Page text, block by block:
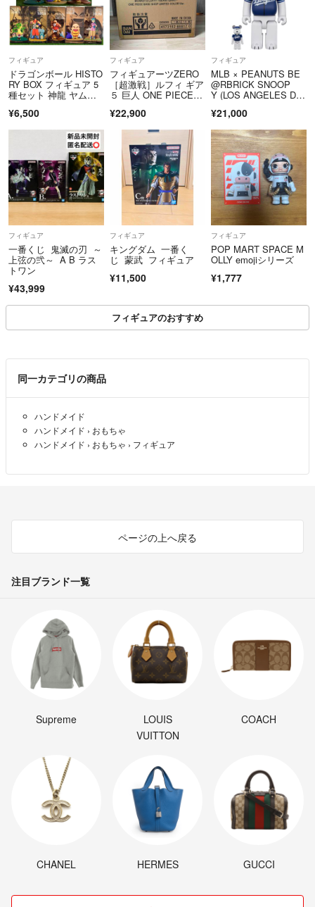
フィギュア
ドラゴンボール HISTO
RY BOX フィギュア 5
種セット 神龍 ヤムチ
ルマ
¥6,500
フィギュア
フィギュアーツZERO
［超激戦］ルフィ ギア
５ 巨人 ONE PIECE B
¥22,900
フィギュア
MLB × PEANUTS BE
@RBRICK SNOOP
Y (LOS ANGELES DO
0％
¥21,000
フィギュア
一番くじ 鬼滅の刃 ～
上弦の弐～ A B ラス
トワン
¥43,999
フィギュア
キングダム 一番く
じ 蒙武 フィギュア
¥11,500
フィギュア
POP MART SPACE M
OLLY emojiシリーズ
¥1,777
フィギュアのおすすめ
同一カテゴリの商品
ハンドメイド
ハンドメイド › おもちゃ
ハンドメイド › おもちゃ › フィギュア
ページの上へ戻る
注目ブランド一覧
Supreme
LOUIS
VUITTON
COACH
CHANEL HERMES GUCCI